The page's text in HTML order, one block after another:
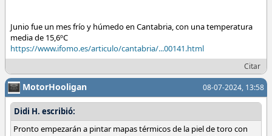
Junio fue un mes frío y húmedo en Cantabria, con una temperatura
media de 15,6ºC
https://www.ifomo.es/articulo/cantabria/...00141.html
Citar
08-07-2024, 13:58
MotorHooligan
Didi H. escribió:
Pronto empezarán a pintar mapas térmicos de la piel de toro con